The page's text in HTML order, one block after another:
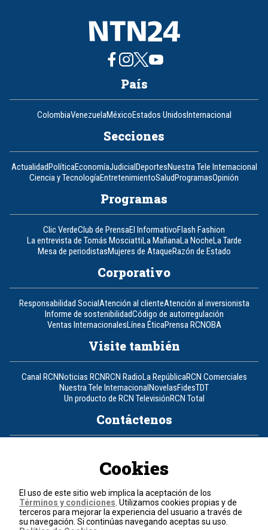
País
ColombiaVenezuelaMéxicoEstados UnidosInternacional
Secciones
ActualidadPolíticaEconomíaJudicialDeportesNuestra Tele Internacional
Ciencia y TecnologíaEntretenimientoSaludProgramasOpinión
Programas
Clic VerdeClub de PrensaEl InformativoFlash Fashion
La entrevista de Tomás MosciattiLa MañanaLa NocheLa Tarde
Mesa de periodistasMujeres de AtaqueRazón de Estado
Corporativo
Responsabilidad SocialAtención al clienteAtención al inversionista
Informe de sostenibilidadCódigo de autorregulación
Ventas InternacionalesLínea ÉticaPrensa RCNOBA
Visite también
Canal RCNNoticias RCNRCN RadioLa RepúblicaRCN Comerciales
Nuestra Tele InternacionalNovelasFidesTDT
Un producto de RCN TelevisiónRCN Total
Contáctenos
Política de cookies
Términos y condiciones
© 2026, RCN Medios.
Cookies
El uso de este sitio web implica la aceptación de los
Términos y condiciones . Utilizamos cookies propias y de
terceros para mejorar la experiencia del usuario a través de
su navegación. Si continúas navegando aceptas su uso.